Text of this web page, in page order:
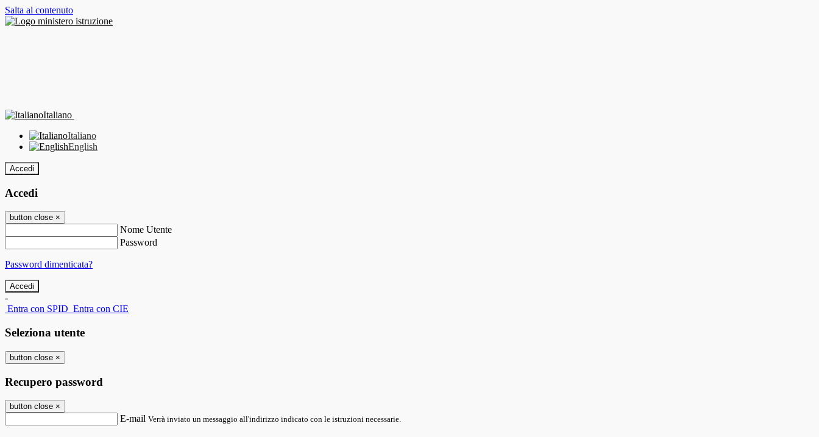
Salta al contenuto
Italiano
Italiano
English
Accedi
Accedi
button close ×
Nome Utente
Password
Password dimenticata?
-
Entra con SPID Entra con CIE
Seleziona utente
button close ×
Recupero password
button close ×
E-mail Verrà inviato un messaggio all'indirizzo indicato con le istruzioni necessarie.